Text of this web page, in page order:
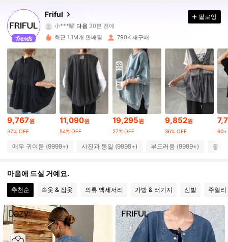
Friful
小***喵 다음 30분 전에
4.83
620K 팔로워
4.83 620K 팔로워
4.83 620K 팔로워
4.83 620K 팔로워
4.83 620K 팔로워
팔로잉
최근 1.1M개 판매됨 790K 재구매
9,767원
37% OFF
11,090원
54% OFF
19,295원
27% OFF
9,852원
36% OFF 60+
매우 귀여움 (9999+) 사진과 동일 (9999+) 부드러움 (9999+) 좋은
마음에 드실 거예요.
추천순 속옷 & 잠옷 의류 액세서리 가방 & 러기지 신발 주얼